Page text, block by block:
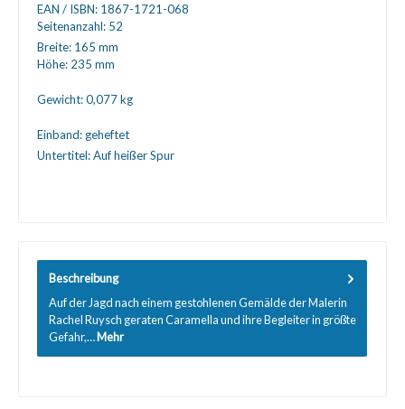
EAN / ISBN: 1867-1721-068
Seitenanzahl: 52
Breite: 165 mm
Höhe: 235 mm
Gewicht:0,077 kg
Einband: geheftet
Untertitel:Auf heißer Spur
Beschreibung
Auf der Jagd nach einem gestohlenen Gemälde der Malerin
Rachel Ruysch geraten Caramella und ihre Begleiter in größte
Gefahr,…Mehr